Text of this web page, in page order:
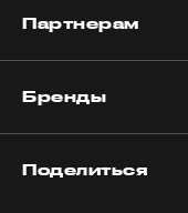
Партнерам
Бренды
Поделиться